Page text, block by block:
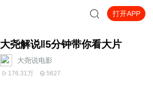
打开APP
大尧解说‖5分钟带你看大片
大尧说电影
176.31万 5627